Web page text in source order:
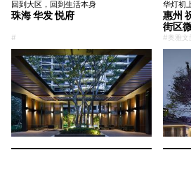
回到大区，回到生活本身
珠海 华发 悦府
#
华灯初
惠州
街区
#奥雅文